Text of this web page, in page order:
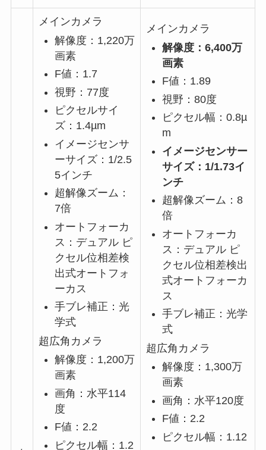
メインカメラ
解像度：1,220万
画素
F値：1.7
視野：77度
ピクセルサイ
ズ：1.4µm
イメージセンサ
ーサイズ：1/2.5
5インチ
超解像ズーム：
7倍
オートフォーカ
ス：デュアル ピ
クセル位相差検
出式オートフォ
ーカス
手ブレ補正：光
学式
超広角カメラ
解像度：1,200万
画素
画角：水平114
度
F値：2.2
ピクセル幅：1.2
メインカメラ
解像度：6,400万
画素
F値：1.89
視野：80度
ピクセル幅：0.8µ
m
イメージセンサー
サイズ：1/1.73イ
ンチ
超解像ズーム：8
倍
オートフォーカ
ス：デュアル ピ
クセル位相差検出
式オートフォーカ
ス
手ブレ補正：光学
式
超広角カメラ
解像度：1,300万
画素
画角：水平120度
F値：2.2
ピクセル幅：1.12